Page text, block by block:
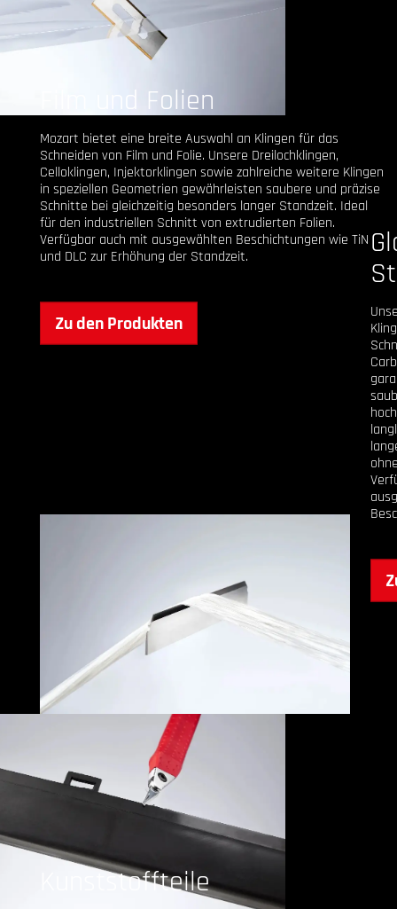
Film und Folien
Mozart bietet eine breite Auswahl an Klingen für das
Schneiden von Film und Folie. Unsere Dreilochklingen,
Celloklingen, Injektorklingen sowie zahlreiche weitere Klingen
in speziellen Geometrien gewährleisten saubere und präzise
Schnitte bei gleichzeitig besonders langer Standzeit. Ideal
für den industriellen Schnitt von extrudierten Folien.
Verfügbar auch mit ausgewählten Beschichtungen wie TiN
und DLC zur Erhöhung der Standzeit.
Zu den Produkten
Kunststoffteile